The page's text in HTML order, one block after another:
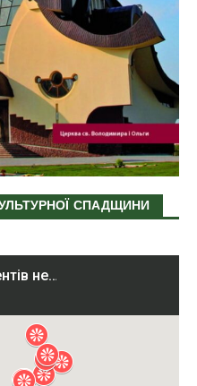
СПАДЩИНИ